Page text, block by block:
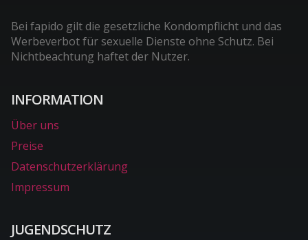
Bei fapido gilt die gesetzliche Kondompflicht und das
Werbeverbot für sexuelle Dienste ohne Schutz. Bei
Nichtbeachtung haftet der Nutzer.
INFORMATION
Über uns
Preise
Datenschutzerklärung
Impressum
JUGENDSCHUTZ